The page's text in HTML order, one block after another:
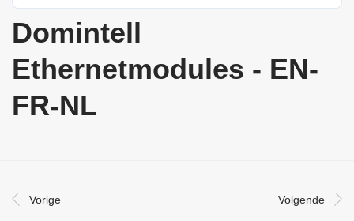
Domintell
Ethernetmodules - EN-
FR-NL
Vorige Volgende